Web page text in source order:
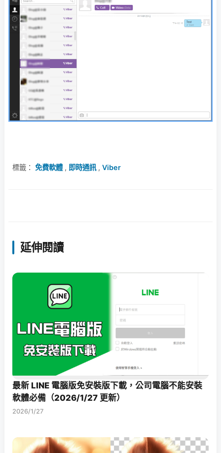
標籤： 免費軟體, 即時通訊, Viber
延伸閱讀
最新 LINE 電腦版免安裝版下載，公司電腦不能安裝
軟體必備（2026/1/27 更新）
2026/1/27